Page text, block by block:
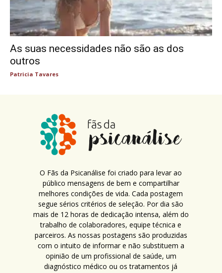
As suas necessidades não são as dos
outros
Patricia Tavares
O Fãs da Psicanálise foi criado para levar ao
público mensagens de bem e compartilhar
melhores condições de vida. Cada postagem
segue sérios critérios de seleção. Por dia são
mais de 12 horas de dedicação intensa, além do
trabalho de colaboradores, equipe técnica e
parceiros. As nossas postagens são produzidas
com o intuito de informar e não substituem a
opinião de um profissional de saúde, um
diagnóstico médico ou os tratamentos já